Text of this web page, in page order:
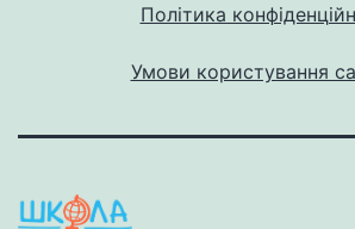
Політика
Умови користування